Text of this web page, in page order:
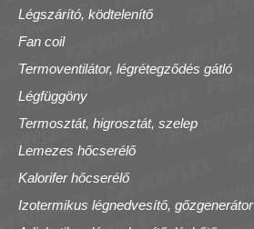
Légszárító, ködtelenítő
Fan coil
Termoventilátor, légrétegződés gátló
Légfüggöny
Termosztát, higrosztát, szelep
Lemezes hőcserélő
Kalorifer hőcserélő
Izotermikus légnedvesítő, gőzgenerátor